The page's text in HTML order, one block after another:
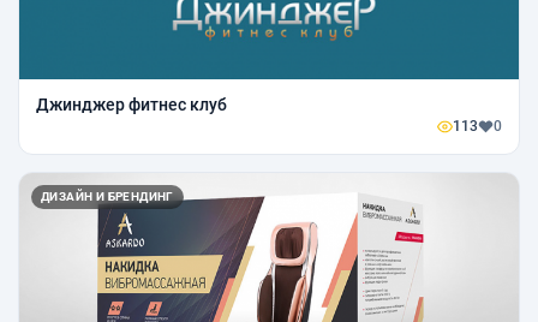
Джинджер фитнес клуб
113 0
ДИЗАЙН И БРЕНДИНГ